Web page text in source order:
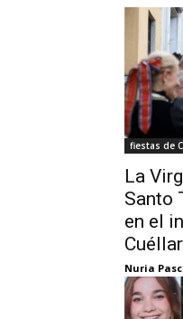
fiestas de
La
Santo
en el
Cuéllar
Nuria